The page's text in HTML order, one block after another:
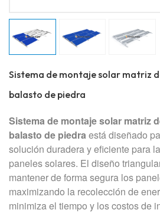
Sistema de montaje solar matriz
balasto de piedra
Sistema de montaje solar matriz
balasto de piedra está diseñado
solución duradera y eficiente para
paneles solares. El diseño
mantener de forma segura los
maximizando la recolección de
minimiza el tiempo y los costos de